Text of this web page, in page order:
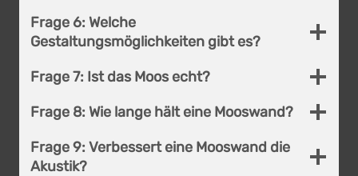
Frage 6: Welche
Gestaltungsmöglichkeiten gibt es?
Frage 7: Ist das Moos echt?
Frage 8: Wie lange hält eine Mooswand?
Frage 9: Verbessert eine Mooswand die
Akustik?